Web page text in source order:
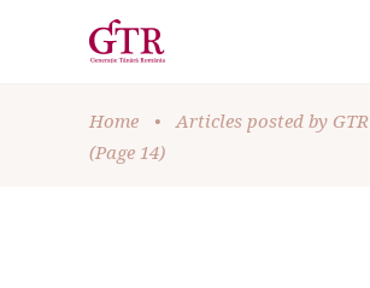
Home •
Articles posted by GTR
(Page 14)